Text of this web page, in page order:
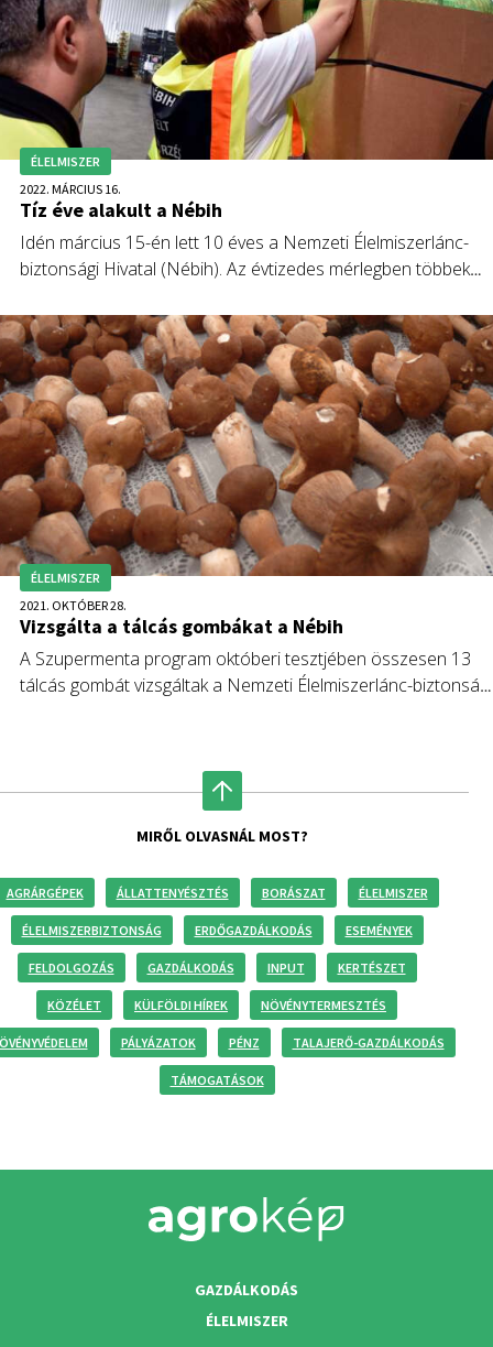
ÉLELMISZER
2022. MÁRCIUS 16.
Tíz éve alakult a Nébih
Idén március 15-én lett 10 éves a Nemzeti Élelmiszerlánc-
biztonsági Hivatal (Nébih). Az évtizedes mérlegben többek
sikeres ellenőrzés, és a Kiváló Minőségű Élelmiszer-
védjegyrendszer életre hívása szerepel.
ÉLELMISZER
2021. OKTÓBER 28.
Vizsgálta a tálcás gombákat a Nébih
A Szupermenta program októberi tesztjében összesen 13
tálcás gombát vizsgáltak a Nemzeti Élelmiszerlánc-biztonsági
MIRŐL OLVASNÁL MOST?
AGRÁRGÉPEK ÁLLATTENYÉSZTÉS BORÁSZAT ÉLELMISZER
ÉLELMISZERBIZTONSÁG ERDŐGAZDÁLKODÁS ESEMÉNYEK
FELDOLGOZÁS GAZDÁLKODÁS INPUT KERTÉSZET
KÖZÉLET KÜLFÖLDI HÍREK NÖVÉNYTERMESZTÉS
PÁLYÁZATOK PÉNZ TALAJERŐ-GAZDÁLKODÁS
TÁMOGATÁSOK
GAZDÁLKODÁS
ÉLELMISZER